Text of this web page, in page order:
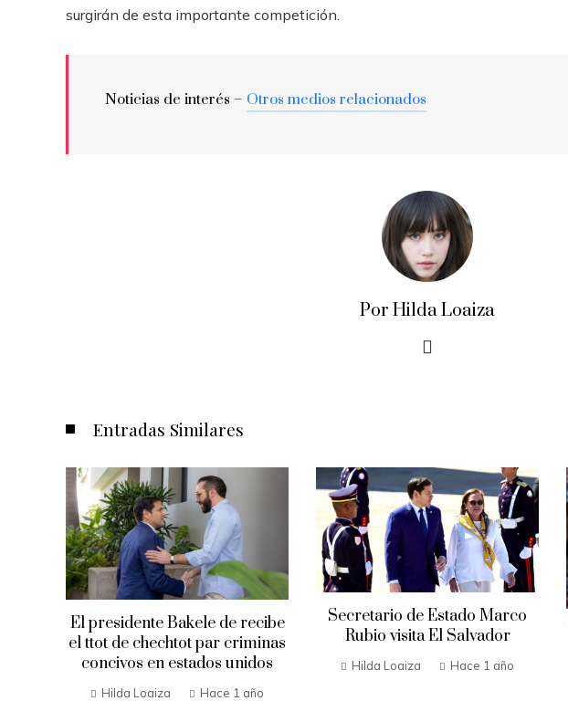
surgirán de esta importante competición.
Noticias de interés – Otros medios relacionados
Por Hilda Loaiza
Entradas Similares
El presidente Bakele de recibe
el ttot de chechtot par criminas
concivos en estados unidos
Hilda Loaiza Hace 1 año
Secretario de Estado Marco
Rubio visita El Salvador
Hilda Loaiza Hace 1 año